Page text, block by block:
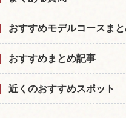
おすすめモデルコースま
おすすめまとめ記事
近くのおすすめスポット